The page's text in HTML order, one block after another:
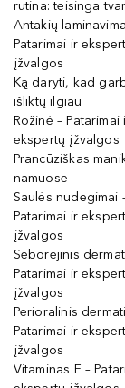
rutina: teisinga
Antakių
Patarimai ir
įžvalgos
Ką daryti, kad
išliktų ilgiau
Rožinė – Patarimai
ekspertų įžvalgos
Prancūziškas
namuose
Saulės nudegimai
Patarimai ir
įžvalgos
Seborėjinis
Patarimai ir
įžvalgos
Perioralinis
Patarimai ir
įžvalgos
Vitaminas E –